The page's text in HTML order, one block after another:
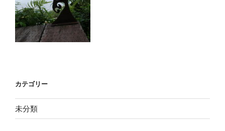
カテゴリー
未分類